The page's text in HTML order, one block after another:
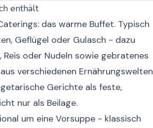
enthält
das warme Buffet. Typisch
Geflügel oder Gulasch - dazu
oder Nudeln sowie gebratenes
verschiedenen Ernährungswelten
Gerichte als feste,
nur als Beilage.
um eine Vorsuppe - klassisch